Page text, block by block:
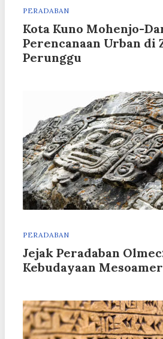
PERADABAN
Kota Kuno Mohenjo-
Perencanaan Urban di
Perunggu
PERADABAN
Jejak Peradaban
Kebudayaan